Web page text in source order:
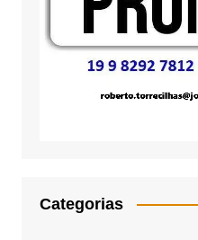
Categorias